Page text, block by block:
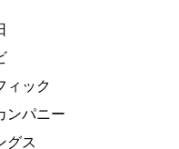
ィック
ンパニー
グス